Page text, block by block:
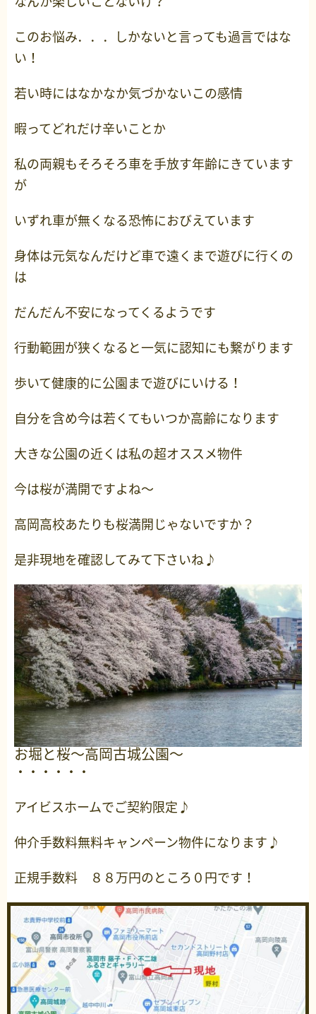
このお悩み．．．しかないと言っても過言ではな
い！
若い時にはなかなか気づかないこの感情
暇ってどれだけ辛いことか
私の両親もそろそろ車を手放す年齢にきています
が
いずれ車が無くなる恐怖におびえています
身体は元気なんだけど車で遠くまで遊びに行くの
は
だんだん不安になってくるようです
行動範囲が狭くなると一気に認知にも繋がります
歩いて健康的に公園まで遊びにいける！
自分を含め今は若くてもいつか高齢になります
大きな公園の近くは私の超オススメ物件
今は桜が満開ですよね～
高岡高校あたりも桜満開じゃないですか？
是非現地を確認してみて下さいね♪
お堀と桜～高岡古城公園～
・・・・・・
アイビスホームでご契約限定♪
仲介手数料無料キャンペーン物件になります♪
正規手数料 ８８万円のところ０円です！